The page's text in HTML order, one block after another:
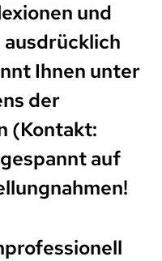
und
Ihnen unter
der
(Kontakt:
auf